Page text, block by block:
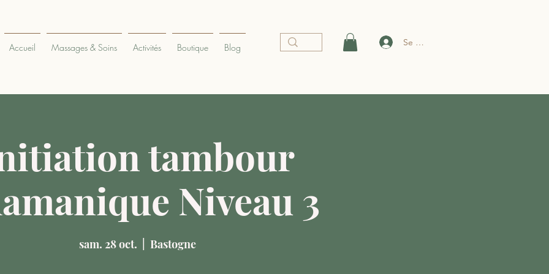
Accueil Massages & Soins Activités Boutique Blog Se connecter
tambour
Niveau 3
sam. 28 oct. Bastogne